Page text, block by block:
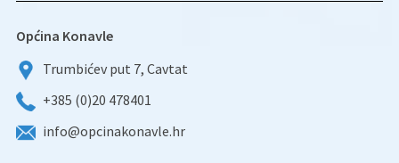
Općina Konavle
Trumbićev put 7, Cavtat
+385 (0)20 478401
info@opcinakonavle.hr